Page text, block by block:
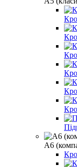
А6